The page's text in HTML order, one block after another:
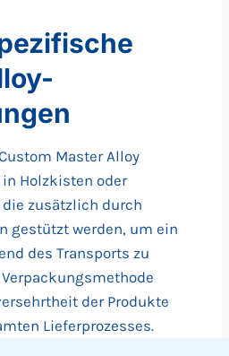
Master Alloy
Holzkisten oder
zusätzlich durch
gestützt werden, um ein
des Transports zu
der Produkte
Lieferprozesses.